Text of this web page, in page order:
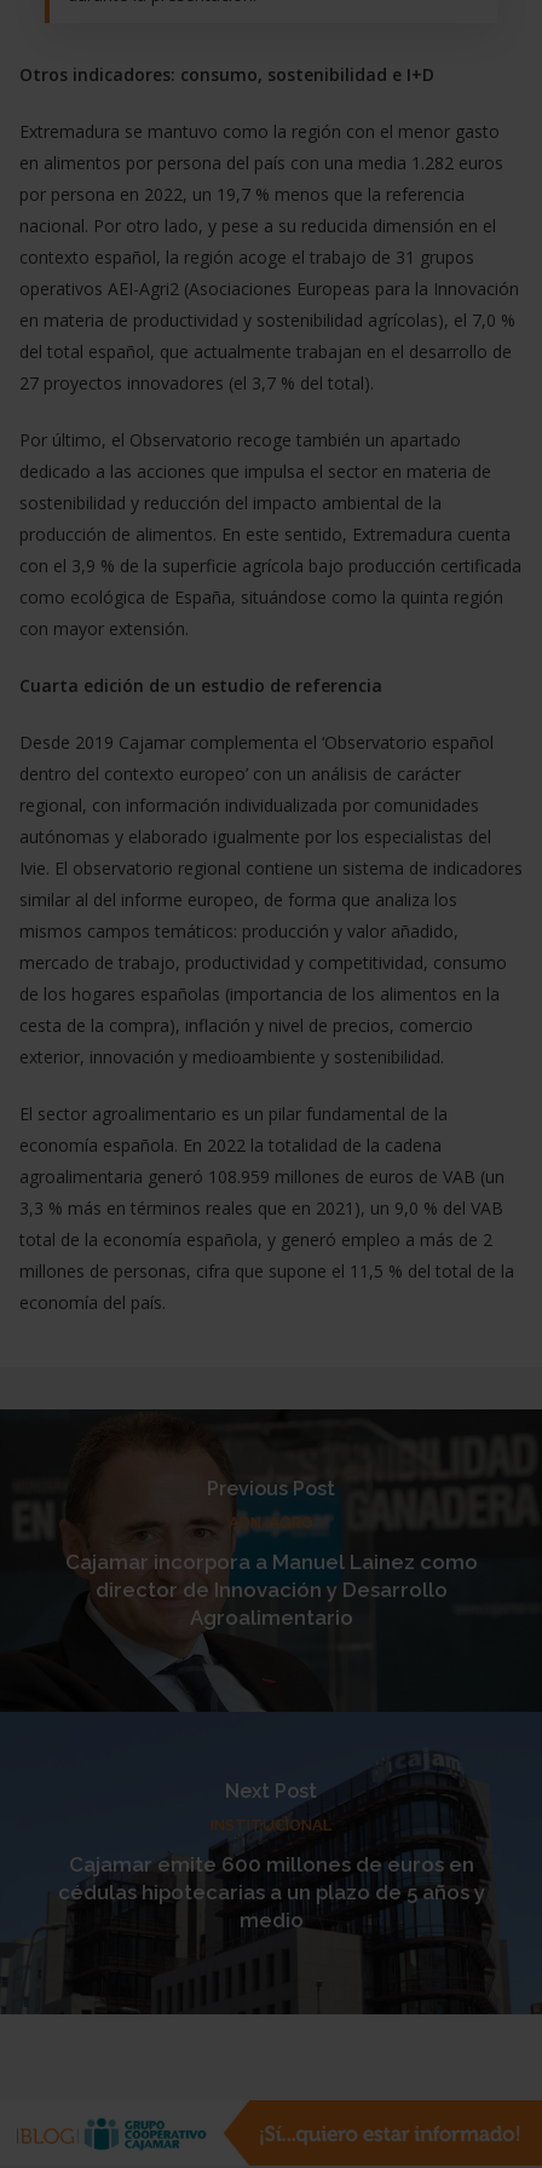
Otros indicadores: consumo, sostenibilidad e I+D
Extremadura se mantuvo como la región con el menor gasto
en alimentos por persona del país con una media 1.282 euros
por persona en 2022, un 19,7 % menos que la referencia
nacional. Por otro lado, y pese a su reducida dimensión en el
contexto español, la región acoge el trabajo de 31 grupos
operativos AEI-Agri2 (Asociaciones Europeas para la Innovación
en materia de productividad y sostenibilidad agrícolas), el 7,0 %
del total español, que actualmente trabajan en el desarrollo de
27 proyectos innovadores (el 3,7 % del total).
Por último, el Observatorio recoge también un apartado
dedicado a las acciones que impulsa el sector en materia de
sostenibilidad y reducción del impacto ambiental de la
producción de alimentos. En este sentido, Extremadura cuenta
con el 3,9 % de la superficie agrícola bajo producción certificada
como ecológica de España, situándose como la quinta región
con mayor extensión.
Cuarta edición de un estudio de referencia
Desde 2019 Cajamar complementa el ‘Observatorio español
dentro del contexto europeo’ con un análisis de carácter
regional, con información individualizada por comunidades
autónomas y elaborado igualmente por los especialistas del
Ivie. El observatorio regional contiene un sistema de indicadores
similar al del informe europeo, de forma que analiza los
mismos campos temáticos: producción y valor añadido,
mercado de trabajo, productividad y competitividad, consumo
de los hogares españolas (importancia de los alimentos en la
cesta de la compra), inflación y nivel de precios, comercio
exterior, innovación y medioambiente y sostenibilidad.
El sector agroalimentario es un pilar fundamental de la
economía española. En 2022 la totalidad de la cadena
agroalimentaria generó 108.959 millones de euros de VAB (un
3,3 % más en términos reales que en 2021), un 9,0 % del VAB
total de la economía española, y generó empleo a más de 2
millones de personas, cifra que supone el 11,5 % del total de la
economía del país.
Previous Post
ADN-AGRO
Cajamar incorpora a Manuel Lainez como
director de Innovación y Desarrollo
Agroalimentario
Next Post
INSTITUCIONAL
Cajamar emite 600 millones de euros en
cédulas hipotecarias a un plazo de 5 años y
medio